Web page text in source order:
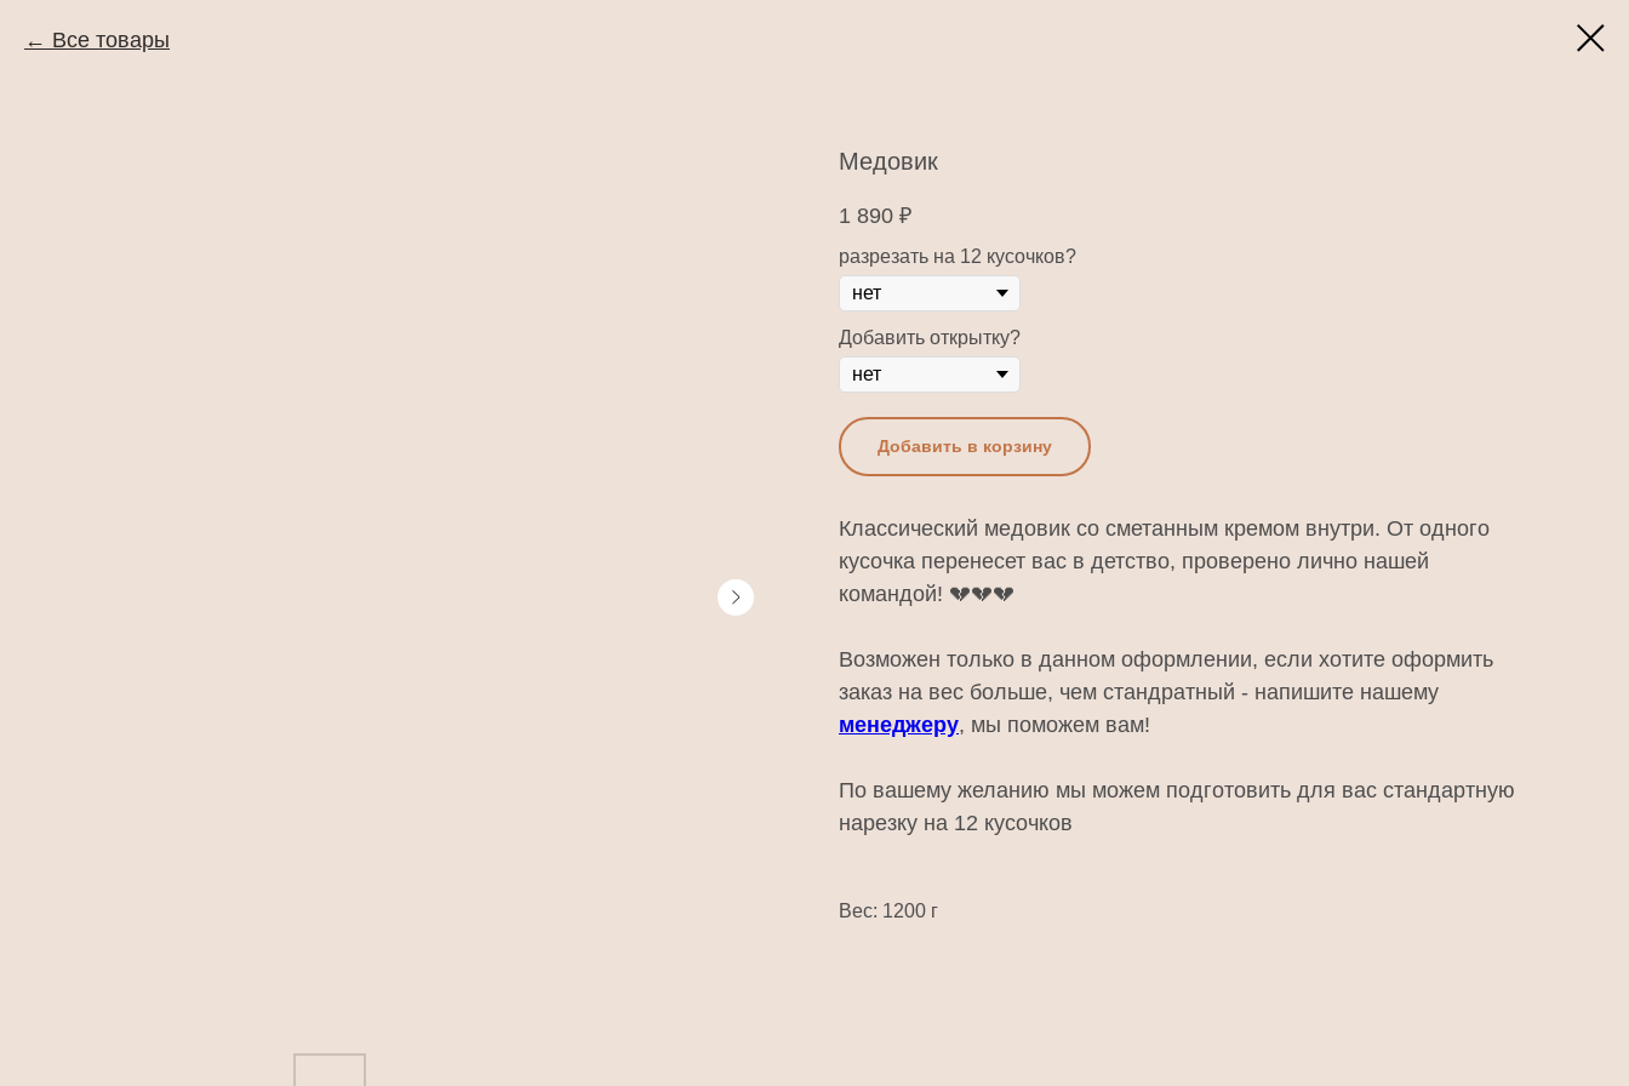
Все товары
Медовик
1 890 ₽
разрезать на 12 кусочков?
Добавить открытку?
Добавить в корзину
Классический медовик со сметанным кремом внутри. От одного
кусочка перенесет вас в детство, проверено лично нашей
командой! 💔💔💔
Возможен только в данном оформлении, если хотите оформить
заказ на вес больше, чем стандратный - напишите нашему
менеджеру, мы поможем вам!
По вашему желанию мы можем подготовить для вас стандартную
нарезку на 12 кусочков
Вес: 1200 г